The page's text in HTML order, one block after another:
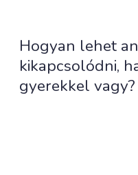
Hogyan lehet
kikapcsolódni,
gyerekkel vagy?